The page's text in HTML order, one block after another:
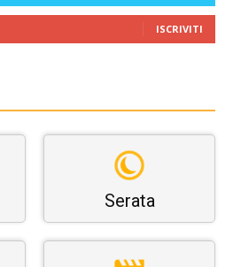
ISCRIVITI
Serata